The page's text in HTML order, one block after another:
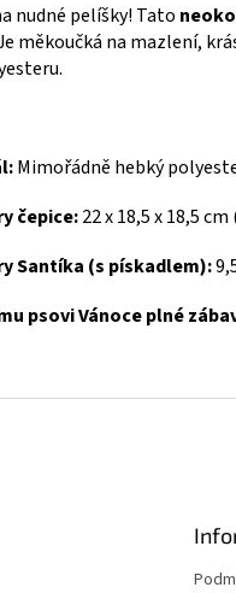
nudné pelíšky! Tato
měkoučká na mazlení,
Mimořádně hebký
čepice:22 x 18,5 x 18,5
Santíka (s pískadlem):
psovi Vánoce plné